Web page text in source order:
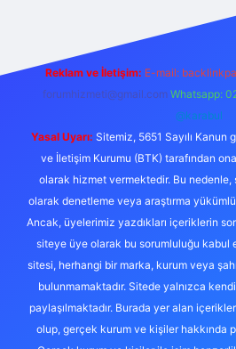
Reklam ve İletişim: E-mail:
forumhizmeti@gmail.com Whatsapp:
@karabul
Yasal Uyarı: Sitemiz, 5651 Sayılı
ve İletişim Kurumu (BTK) tarafından
olarak hizmet vermektedir. Bu
olarak denetleme veya araştırma
Ancak, üyelerimiz yazdıkları içeriklerin
siteye üye olarak bu sorumluluğu kabul
sitesi, herhangi bir marka, kurum veya
bulunmamaktadır. Sitede yalnızca kendi
paylaşılmaktadır. Burada yer alan
olup, gerçek kurum ve kişiler hakkında